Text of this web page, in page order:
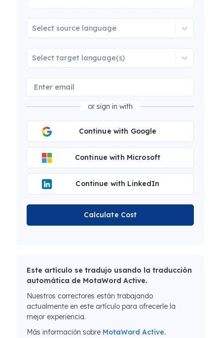
Select source language
Select target language(s)
or sign in with
Continue with Google
Continue with Microsoft
Continue with LinkedIn
Calculate Cost
Este artículo se tradujo usando la traducción
automática de MotaWord Active.
Nuestros correctores están trabajando
actualmente en este artículo para ofrecerle la
mejor experiencia.
Más información sobre MotaWord Active.